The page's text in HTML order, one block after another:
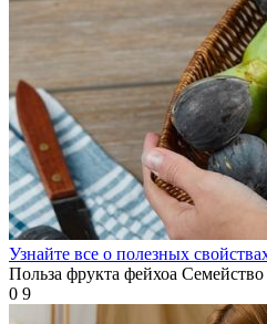
Узнайте все о полезных
Польза фрукта фейхоа
0 9